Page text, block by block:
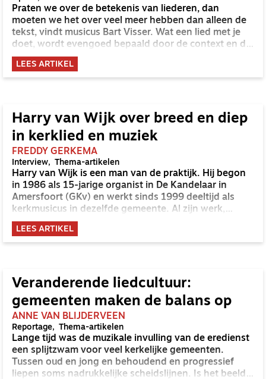
Praten we over de betekenis van liederen, dan
moeten we het over veel meer hebben dan alleen de
tekst, vindt musicus Bart Visser. Wat een lied met je
doet, wordt evengoed bepaald door de context en de
melodie. Hij illustreert het aan de hand van 'Amazing
Grace'.
LEES ARTIKEL
Harry van Wijk over breed en diep
in kerklied en muziek
FREDDY GERKEMA
Interview Thema-artikelen
Harry van Wijk is een man van de praktijk. Hij begon
in 1986 als 15-jarige organist in De Kandelaar in
Amersfoort (GKv) en werkt sinds 1999 deeltijd als
kerkmusicus in dezelfde gemeente. Al zijn werk,
musicerend en coachend, gebeurt vanuit de
overtuiging dat een goed gezongen lied voor de Heer
veel toevoegt in de zondagse diensten. Ook anno
LEES ARTIKEL
Veranderende liedcultuur:
gemeenten maken de balans op
ANNE VAN BLIJDERVEEN
Reportage Thema-artikelen
Lange tijd was de muzikale invulling van de eredienst
een splijtzwam voor veel kerkelijke gemeenten.
Tussen oud en jong en behoudend en progressief
liepen soms nadrukkelijke scheidslijnen. Is het beeld